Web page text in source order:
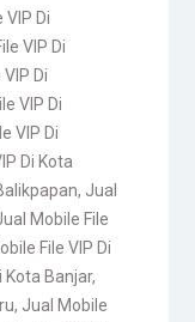
VIP Di
VIP Di
Di
VIP Di
VIP Di
Di Kota
, Jual
Mobile File
File VIP Di
Kota Banjar,
, Jual Mobile